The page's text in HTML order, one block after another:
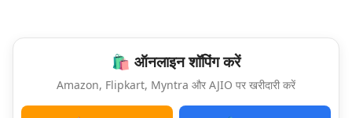
🛍️ ऑनलाइन शॉपिंग करें
Amazon, Flipkart, Myntra और AJIO पर खरीदारी करें